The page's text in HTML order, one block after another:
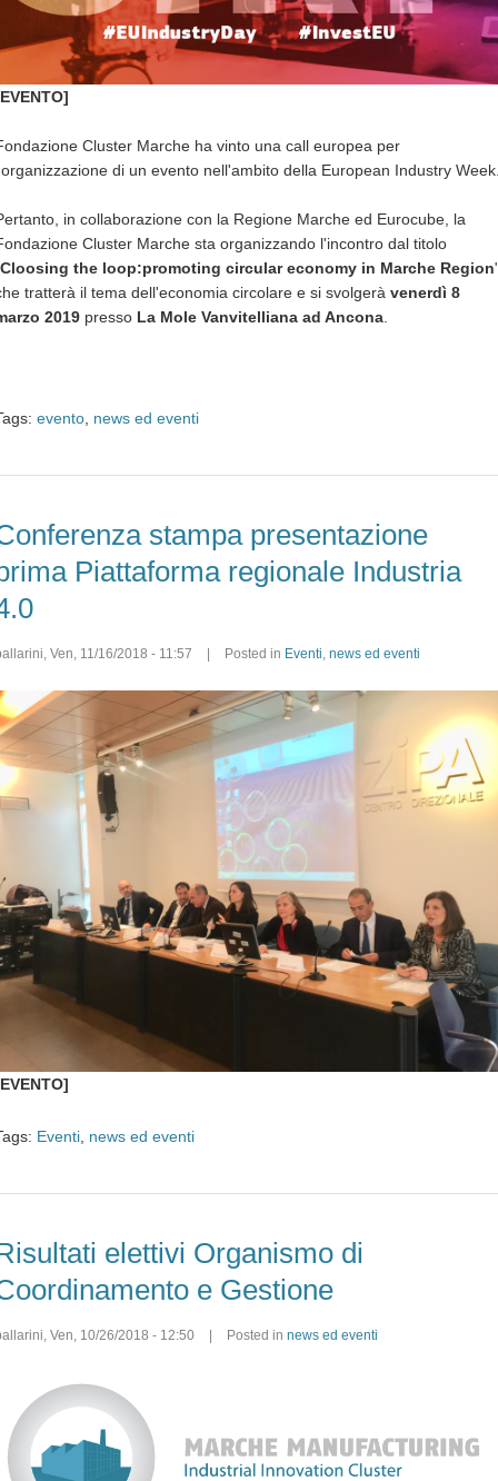
Cluster Marche ha vinto una call europea per
di un evento nell'ambito della European Industry
in collaborazione con la Regione Marche ed Eurocube, la
Cluster Marche sta organizzando l'incontro dal titolo
Cloosing the loop:promoting circular economy in Marche Region
tratterà il tema dell'economia circolare e si svolgerà venerdì 8
2019 presso La Mole Vanvitelliana ad Ancona
evento news ed eventi
stampa presentazione
Piattaforma regionale Industria
Ven, 11/16/2018 - 11:57 | Posted in Eventi news ed eventi
Eventi news ed eventi
elettivi Organismo di
e Gestione
, Ven, 10/26/2018 - 12:50 Posted in news ed eventi